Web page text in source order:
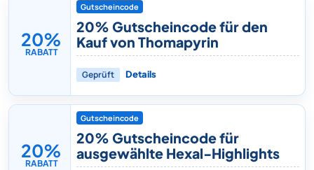
20%
RABATT
Gutscheincode
20% Gutscheincode für den
Kauf von Thomapyrin
Geprüft Details
20%
RABATT
Gutscheincode
20% Gutscheincode für
ausgewählte Hexal-Highlights